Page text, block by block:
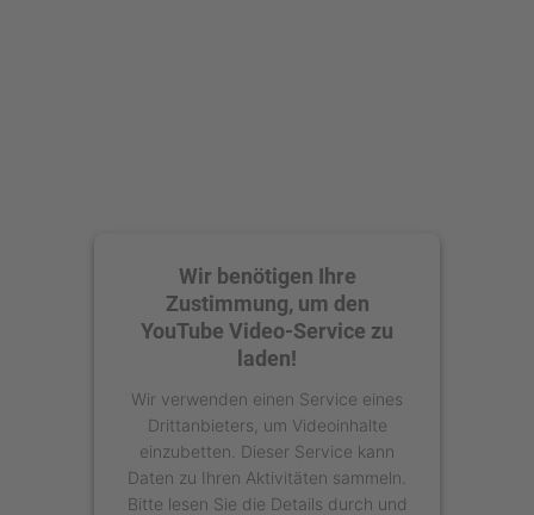
Wir benötigen Ihre
Zustimmung, um den
YouTube Video-Service zu
laden!
Wir verwenden einen Service eines
Drittanbieters, um Videoinhalte
einzubetten. Dieser Service kann
Daten zu Ihren Aktivitäten sammeln.
Bitte lesen Sie die Details durch und